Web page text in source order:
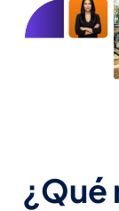
¿Qué